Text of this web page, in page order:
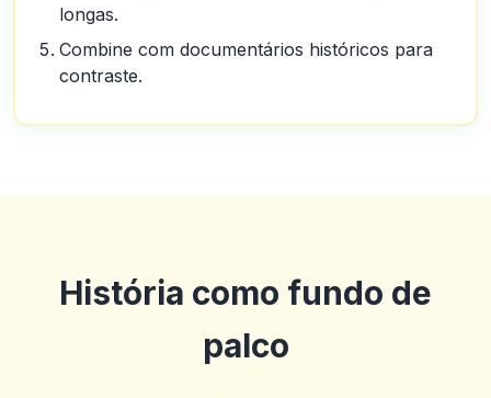
longas.
Combine com documentários históricos para
contraste.
História como fundo de
palco